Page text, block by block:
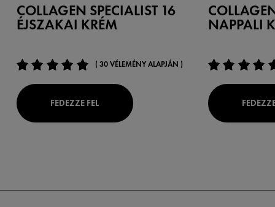
COLLAGEN SPECIALIST 16
ÉJSZAKAI KRÉM
( 30 VÉLEMÉNY ALAPJÁN )
FEDEZZE FEL
NAPPALI